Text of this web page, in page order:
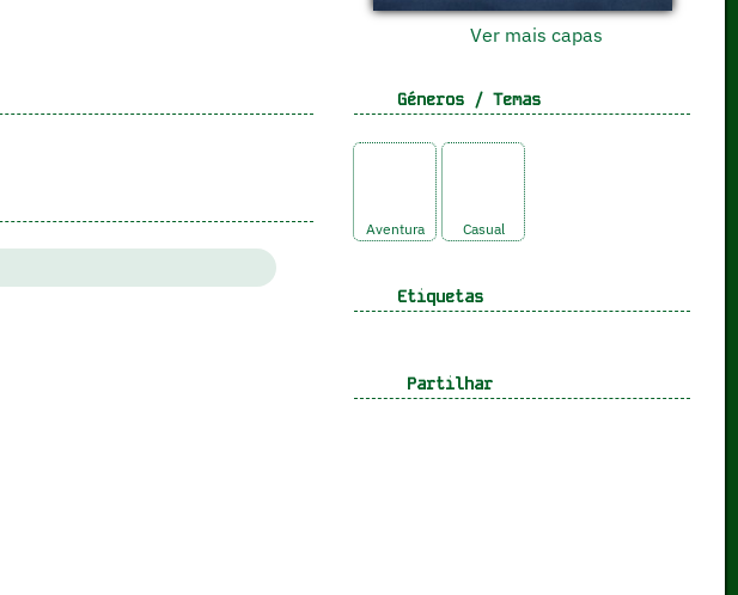
Ver mais capas
Géneros / Temas
Aventura Casual
Etiquetas
Partilhar